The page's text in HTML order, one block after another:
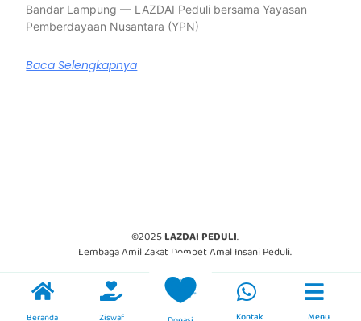
Bandar Lampung — LAZDAI Peduli bersama Yayasan
Pemberdayaan Nusantara (YPN)
Baca Selengkapnya
©2025LAZDAI PEDULI.
Lembaga Amil Zakat Dompet Amal Insani Peduli.
Beranda Ziswaf Kontak Menu